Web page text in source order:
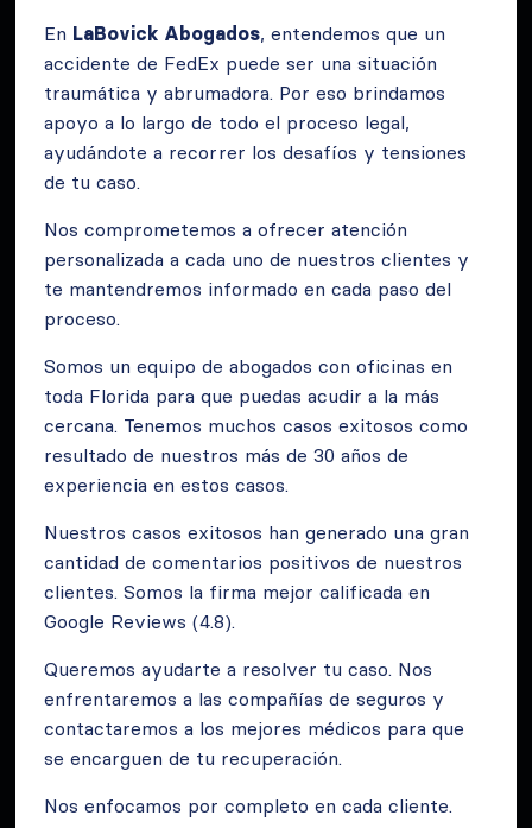
En LaBovick Abogados, entendemos que un
accidente de FedEx puede ser una situación
traumática y abrumadora. Por eso brindamos
apoyo a lo largo de todo el proceso legal,
ayudándote a recorrer los desafíos y tensiones
de tu caso.
Nos comprometemos a ofrecer atención
personalizada a cada uno de nuestros clientes y
te mantendremos informado en cada paso del
proceso.
Somos un equipo de abogados con oficinas en
toda Florida para que puedas acudir a la más
cercana. Tenemos muchos casos exitosos como
resultado de nuestros más de 30 años de
experiencia en estos casos.
Nuestros casos exitosos han generado una gran
cantidad de comentarios positivos de nuestros
clientes. Somos la firma mejor calificada en
Google Reviews (4.8).
Queremos ayudarte a resolver tu caso. Nos
enfrentaremos a las compañías de seguros y
contactaremos a los mejores médicos para que
se encarguen de tu recuperación.
Nos enfocamos por completo en cada cliente.